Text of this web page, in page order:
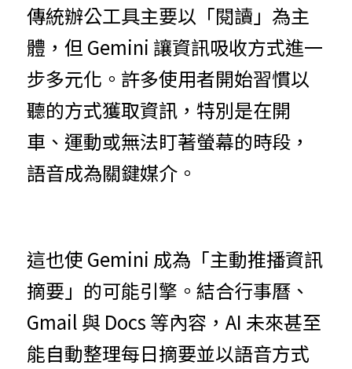
傳統辦公工具主要以「閱讀」為主
體，但 Gemini 讓資訊吸收方式進一
步多元化。許多使用者開始習慣以
聽的方式獲取資訊，特別是在開
車、運動或無法盯著螢幕的時段，
語音成為關鍵媒介。
這也使 Gemini 成為「主動推播資訊
摘要」的可能引擎。結合行事曆、
Gmail 與 Docs 等內容，AI 未來甚至
能自動整理每日摘要並以語音方式